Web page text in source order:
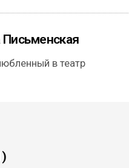
Письменская
в театр